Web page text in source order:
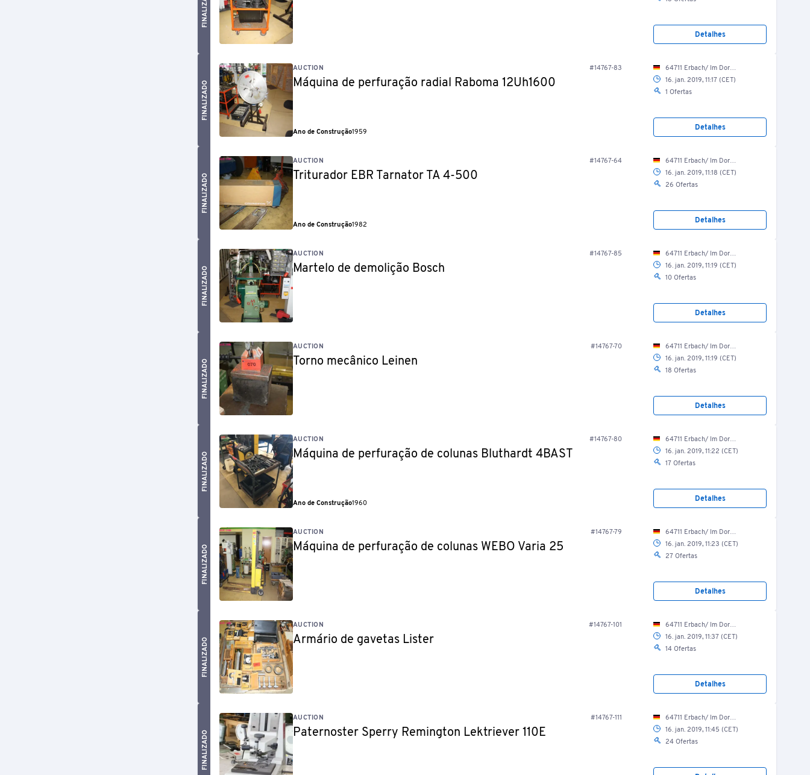
Detalhes
FINALIZADO
AUCTION #14767-83
Máquina de perfuração radial Raboma 12Uh1600
Ano de Construção1959
64711 Erbach/ Im Dorf 25
16. jan. 2019, 11:17 (CET)
1 Ofertas
Detalhes
FINALIZADO
AUCTION #14767-64
Triturador EBR Tarnator TA 4-500
Ano de Construção1982
64711 Erbach/ Im Dorf 25
16. jan. 2019, 11:18 (CET)
26 Ofertas
Detalhes
FINALIZADO
AUCTION #14767-85
Martelo de demolição Bosch
64711 Erbach/ Im Dorf 25
16. jan. 2019, 11:19 (CET)
10 Ofertas
Detalhes
FINALIZADO
AUCTION #14767-70
Torno mecânico Leinen
64711 Erbach/ Im Dorf 25
16. jan. 2019, 11:19 (CET)
18 Ofertas
Detalhes
FINALIZADO
AUCTION #14767-80
Máquina de perfuração de colunas Bluthardt 4BAST
Ano de Construção1960
64711 Erbach/ Im Dorf 25
16. jan. 2019, 11:22 (CET)
17 Ofertas
Detalhes
FINALIZADO
AUCTION #14767-79
Máquina de perfuração de colunas WEBO Varia 25
64711 Erbach/ Im Dorf 25
16. jan. 2019, 11:23 (CET)
27 Ofertas
Detalhes
FINALIZADO
AUCTION #14767-101
Armário de gavetas Lister
64711 Erbach/ Im Dorf 25
16. jan. 2019, 11:37 (CET)
14 Ofertas
Detalhes
FINALIZADO
AUCTION #14767-111
Paternoster Sperry Remington Lektriever 110E
64711 Erbach/ Im Dorf 25
16. jan. 2019, 11:45 (CET)
24 Ofertas